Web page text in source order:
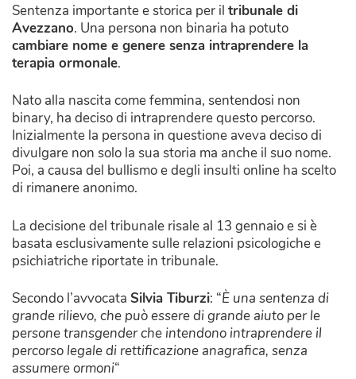
Sentenza importante e storica per il tribunale di
Avezzano. Una persona non binaria ha potuto
cambiare nome e genere senza intraprendere la
terapia ormonale.
Nato alla nascita come femmina, sentendosi non
binary, ha deciso di intraprendere questo percorso.
Inizialmente la persona in questione aveva deciso di
divulgare non solo la sua storia ma anche il suo nome.
Poi, a causa del bullismo e degli insulti online ha scelto
di rimanere anonimo.
La decisione del tribunale risale al 13 gennaio e si è
basata esclusivamente sulle relazioni psicologiche e
psichiatriche riportate in tribunale.
Secondo l’avvocata Silvia Tiburzi: “È una sentenza di
grande rilievo, che può essere di grande aiuto per le
persone transgender che intendono intraprendere il
percorso legale di rettificazione anagrafica, senza
assumere ormoni“